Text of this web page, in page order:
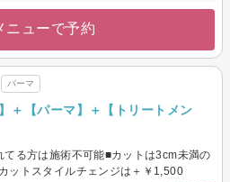
ニューで予約
パーマ
＋【パーマ】＋【トリートメン
る方は施術不可能■カットは3cm未満の
ットスタイルチェンジは＋￥1,500